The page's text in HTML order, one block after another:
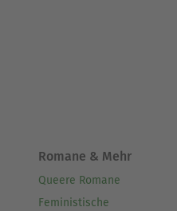
Romane & Mehr
Queere Romane
Feministische